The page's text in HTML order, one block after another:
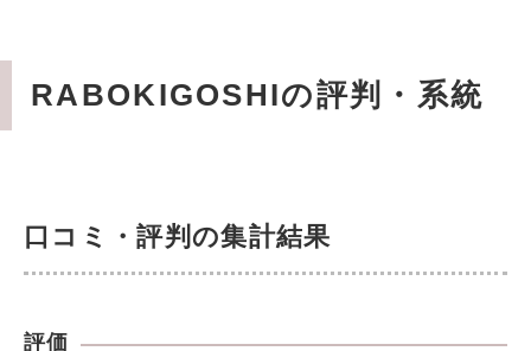
RABOKIGOSHIの評判・系統
口コミ・評判の集計結果
評価